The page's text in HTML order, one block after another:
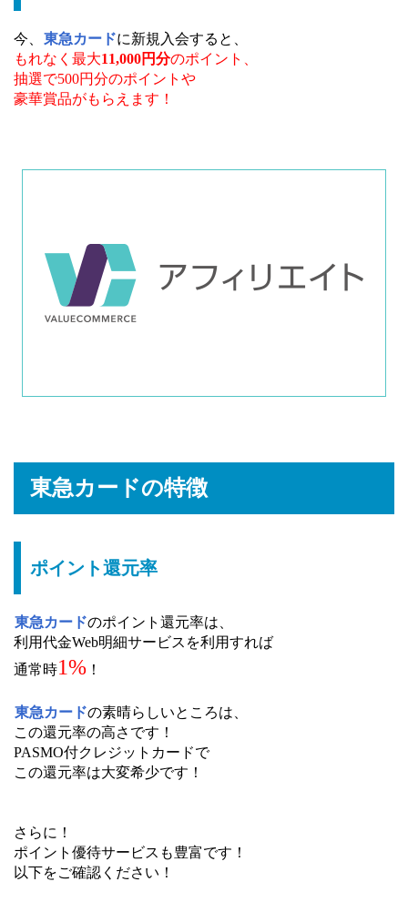
今、 東急カードに新規入会すると、
もれなく最大11,000円分のポイント、
抽選で500円分のポイントや
豪華賞品がもらえます！
東急カードの特徴
ポイント還元率
東急カードのポイント還元率は、
利用代金Web明細サービスを利用すれば
通常時1% ！
東急カードの素晴らしいところは、
この還元率の高さです！
PASMO付クレジットカードで
この還元率は大変希少です！
さらに！
ポイント優待サービスも豊富です！
以下をご確認ください！